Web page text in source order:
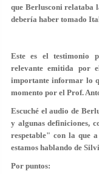
que Berlusconi relataba
debería haber tomado
Este es el testimonio
relevante emitida por
importante informar lo
momento por el Prof.
Escuché el audio de
y algunas definiciones,
respetable" con la que
estamos hablando de
Por puntos: